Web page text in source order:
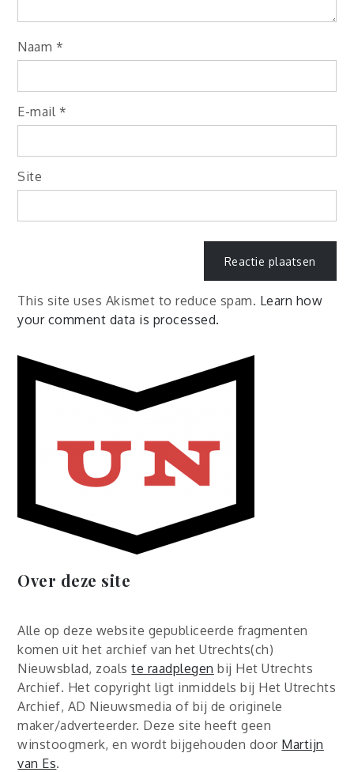
Naam *
E-mail *
Site
This site uses Akismet to reduce spam. Learn how
your comment data is processed.
Over deze site
Alle op deze website gepubliceerde fragmenten
komen uit het archief van het Utrechts(ch)
Nieuwsblad, zoalste raadplegen bij Het Utrechts
Archief. Het copyright ligt inmiddels bij Het Utrechts
Archief, AD Nieuwsmedia of bij de originele
maker/adverteerder. Deze site heeft geen
winstoogmerk, en wordt bijgehouden door Martijn
van Es.